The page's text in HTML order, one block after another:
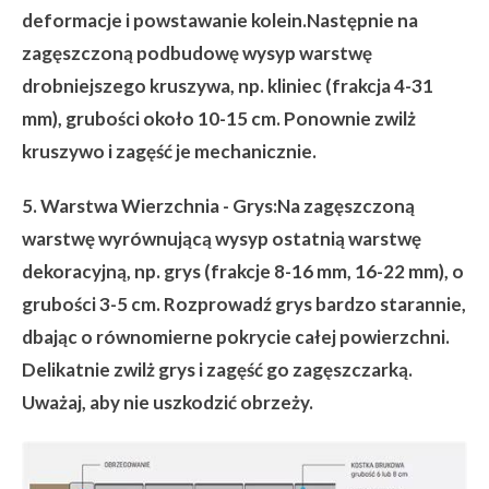
deformacje i powstawanie kolein.Następnie na
zagęszczoną podbudowę wysyp warstwę
drobniejszego kruszywa, np. kliniec (frakcja 4-31
mm), grubości około 10-15 cm. Ponownie zwilż
kruszywo i zagęść je mechanicznie.
5. Warstwa Wierzchnia - Grys:Na zagęszczoną
warstwę wyrównującą wysyp ostatnią warstwę
dekoracyjną, np. grys (frakcje 8-16 mm, 16-22 mm), o
grubości 3-5 cm. Rozprowadź grys bardzo starannie,
dbając o równomierne pokrycie całej powierzchni.
Delikatnie zwilż grys i zagęść go zagęszczarką.
Uważaj, aby nie uszkodzić obrzeży.